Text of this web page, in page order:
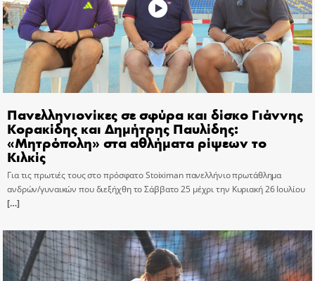
Πανελληνιονίκες σε σφύρα και δίσκο Γιάννης
Κορακίδης και Δημήτρης Παυλίδης:
«Μητρόπολη» στα αθλήματα ρίψεων το
Κιλκίς
Για τις πρωτιές τους στο πρόσφατο Stoiximan πανελλήνιο πρωτάθλημα
ανδρών/γυναικών που διεξήχθη το Σάββατο 25 μέχρι την Κυριακή 26 Ιουλίου
[…]